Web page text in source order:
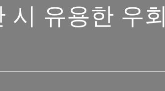
시 유용한 우회